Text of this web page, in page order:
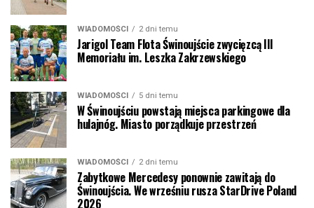
WIADOMOŚCI 2 dni temu
Jarigol Team Flota Świnoujście zwycięzcą III
Memoriału im. Leszka Zakrzewskiego
WIADOMOŚCI 5 dni temu
W Świnoujściu powstają miejsca parkingowe dla
hulajnóg. Miasto porządkuje przestrzeń
WIADOMOŚCI 2 dni temu
Zabytkowe Mercedesy ponownie zawitają do
Świnoujścia. We wrześniu rusza StarDrive Poland
2026